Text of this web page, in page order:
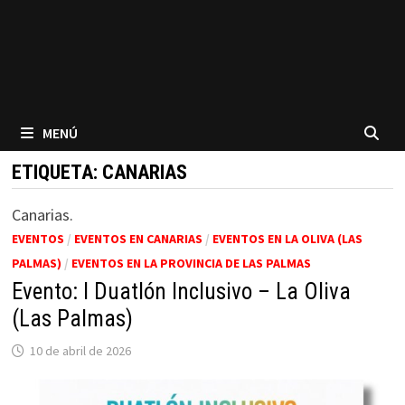
MENÚ
ETIQUETA: CANARIAS
Canarias.
EVENTOS / EVENTOS EN CANARIAS / EVENTOS EN LA OLIVA (LAS
PALMAS) / EVENTOS EN LA PROVINCIA DE LAS PALMAS
Evento: I Duatlón Inclusivo – La Oliva
(Las Palmas)
10 de abril de 2026